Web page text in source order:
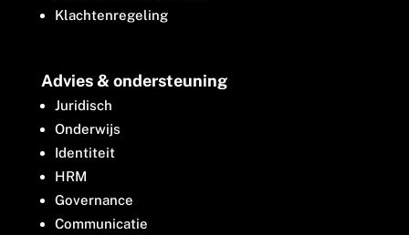
Klachtenregeling
Advies & ondersteuning
Juridisch
Onderwijs
Identiteit
HRM
Governance
Communicatie